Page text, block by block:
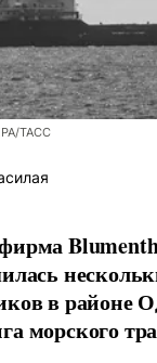
ТАСС
в районе
морского